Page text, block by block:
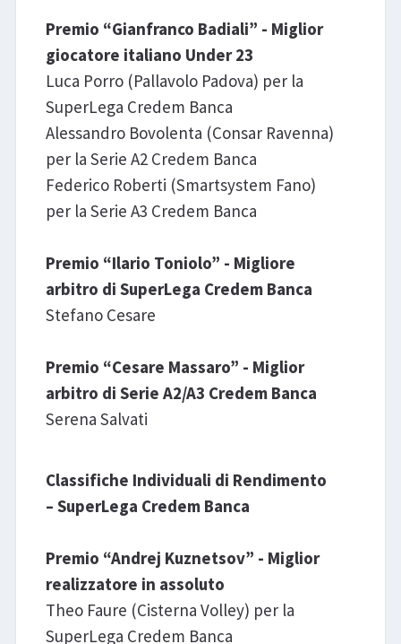
Premio “Gianfranco Badiali” - Miglior
giocatore italiano Under 23
Luca Porro (Pallavolo Padova) per la
SuperLega Credem Banca
Alessandro Bovolenta (Consar Ravenna)
per la Serie A2 Credem Banca
Federico Roberti (Smartsystem Fano)
per la Serie A3 Credem Banca
Premio “Ilario Toniolo” - Migliore
arbitro di SuperLega Credem Banca
Stefano Cesare
Premio “Cesare Massaro” - Miglior
arbitro di Serie A2/A3 Credem Banca
Serena Salvati
Classifiche Individuali di Rendimento
– SuperLega Credem Banca
Premio “Andrej Kuznetsov” - Miglior
realizzatore in assoluto
Theo Faure (Cisterna Volley) per la
SuperLega Credem Banca